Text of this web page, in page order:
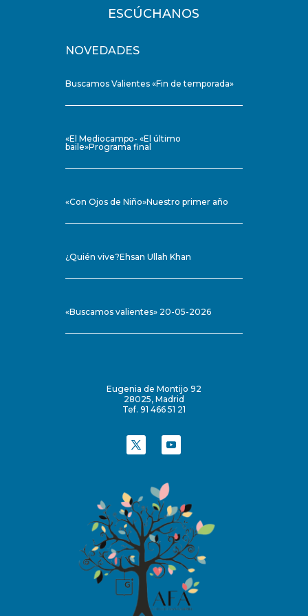
ESCÚCHANOS
NOVEDADES
Buscamos Valientes «Fin de temporada»
«El Mediocampo- «El último
baile»Programa final
«Con Ojos de Niño»Nuestro primer año
¿Quién vive?Ehsan Ullah Khan
«Buscamos valientes» 20-05-2026
Eugenia de Montijo 92
28025, Madrid
Tef. 91 466 51 21